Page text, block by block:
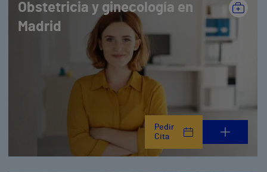
Obstetricia y ginecología en
Madrid
Pedir
Cita